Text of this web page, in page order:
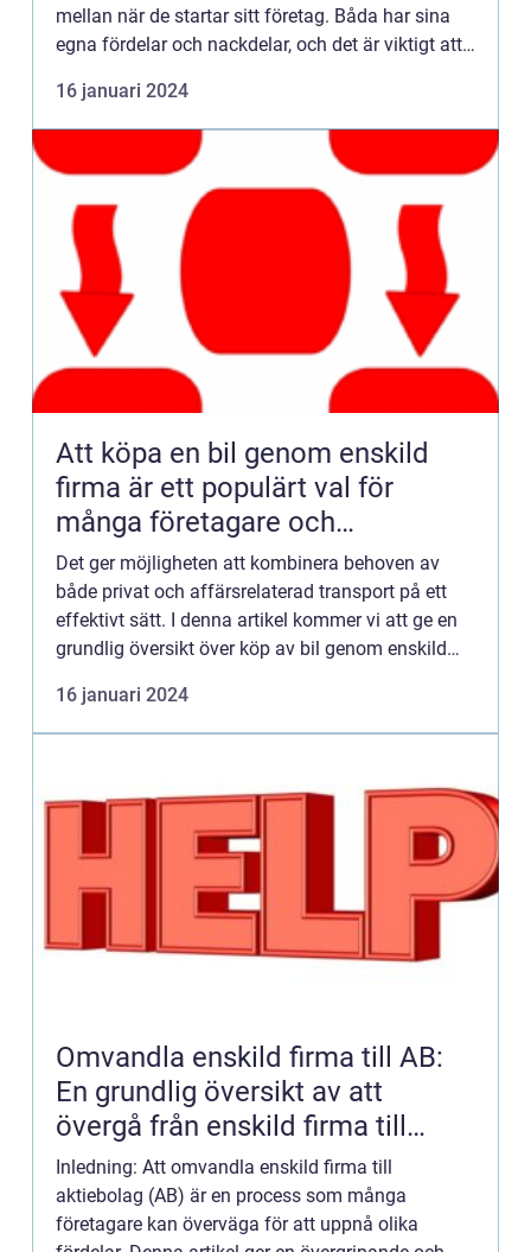
mellan när de startar sitt företag. Båda har sina
egna fördelar och nackdelar, och det är viktigt att
beslut om ...
16 januari 2024
Att köpa en bil genom enskild
firma är ett populärt val för
många företagare och
entreprenörer
Det ger möjligheten att kombinera behoven av
både privat och affärsrelaterad transport på ett
effektivt sätt. I denna artikel kommer vi att ge en
grundlig översikt över köp av bil genom enskild
tillgän...
16 januari 2024
Omvandla enskild firma till AB:
En grundlig översikt av att
övergå från enskild firma till
aktiebolag
Inledning: Att omvandla enskild firma till
aktiebolag (AB) är en process som många
företagare kan överväga för att uppnå olika